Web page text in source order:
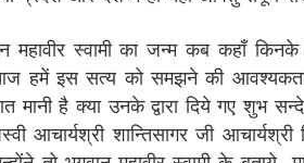
महावीर स्वामी का जन्म कब कहाँ
हमें इस सत्य को समझने की आवश्यकता
मानी है क्या उनके द्वारा दिये गए शुभ
आचार्यश्री शान्तिसागर जी